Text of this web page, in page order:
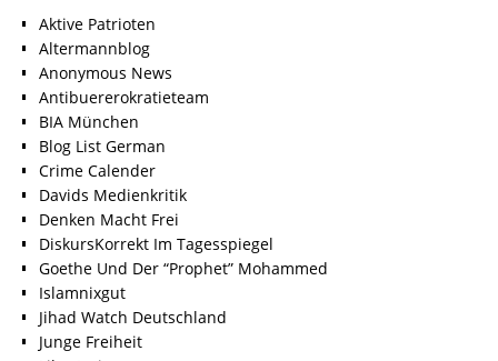
Aktive Patrioten
Altermannblog
Anonymous News
Antibuererokratieteam
BIA München
Blog List German
Crime Calender
Davids Medienkritik
Denken Macht Frei
DiskursKorrekt Im Tagesspiegel
Goethe Und Der “Prophet” Mohammed
Islamnixgut
Jihad Watch Deutschland
Junge Freiheit